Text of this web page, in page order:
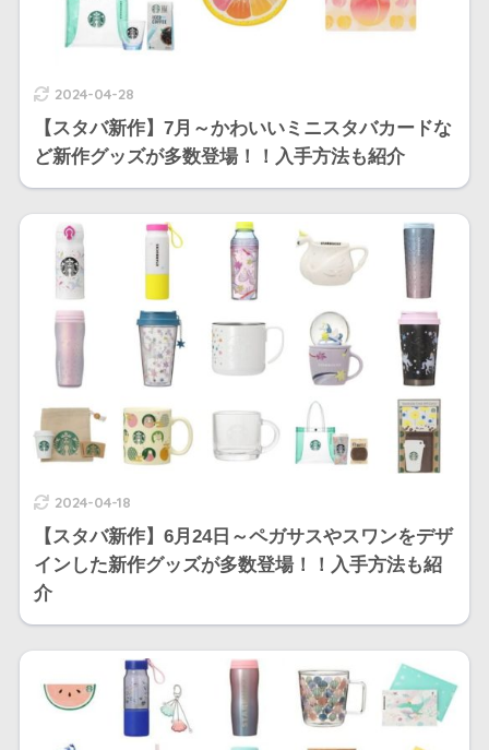
2024-04-28
【スタバ新作】7月～かわいいミニスタバカードな
ど新作グッズが多数登場！！入手方法も紹介
2024-04-18
【スタバ新作】6月24日～ペガサスやスワンをデザ
インした新作グッズが多数登場！！入手方法も紹
介